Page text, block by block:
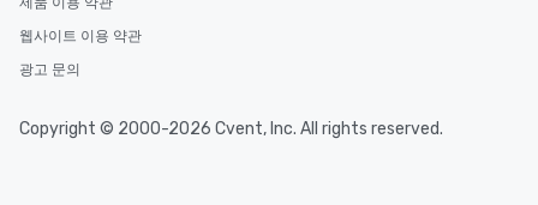
웹사이트 이용 약관
광고 문의
Copyright © 2000-2026 Cvent, Inc. All rights reserved.